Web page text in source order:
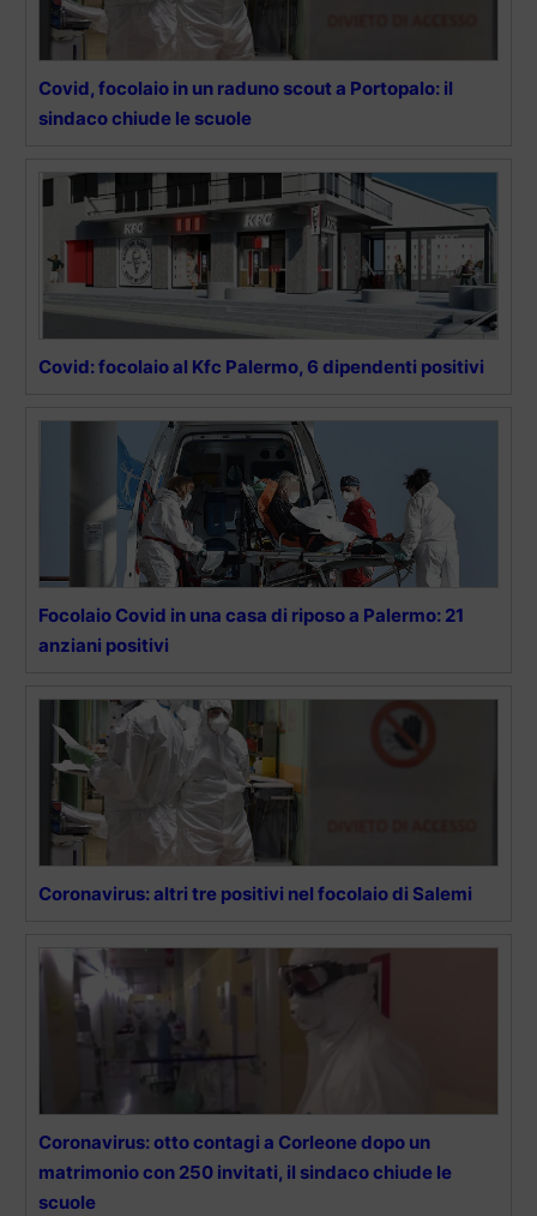
Covid, focolaio in un raduno scout a Portopalo: il
sindaco chiude le scuole
Covid: focolaio al Kfc Palermo, 6 dipendenti positivi
Focolaio Covid in una casa di riposo a Palermo: 21
anziani positivi
Coronavirus: altri tre positivi nel focolaio di Salemi
Coronavirus: otto contagi a Corleone dopo un
matrimonio con 250 invitati, il sindaco chiude le
scuole